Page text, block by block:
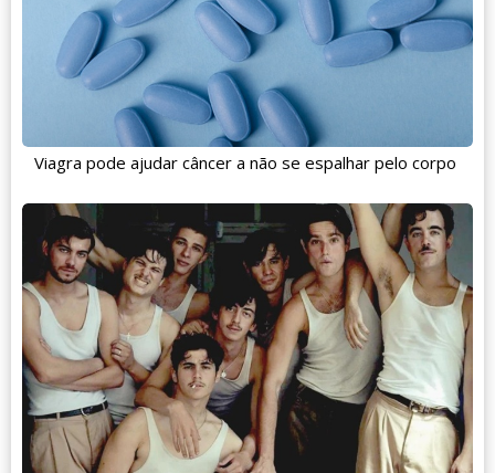
Viagra pode ajudar câncer a não se espalhar pelo corpo